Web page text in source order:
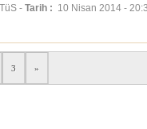
-Tarih : 10 Nisan 2014 -
3 »